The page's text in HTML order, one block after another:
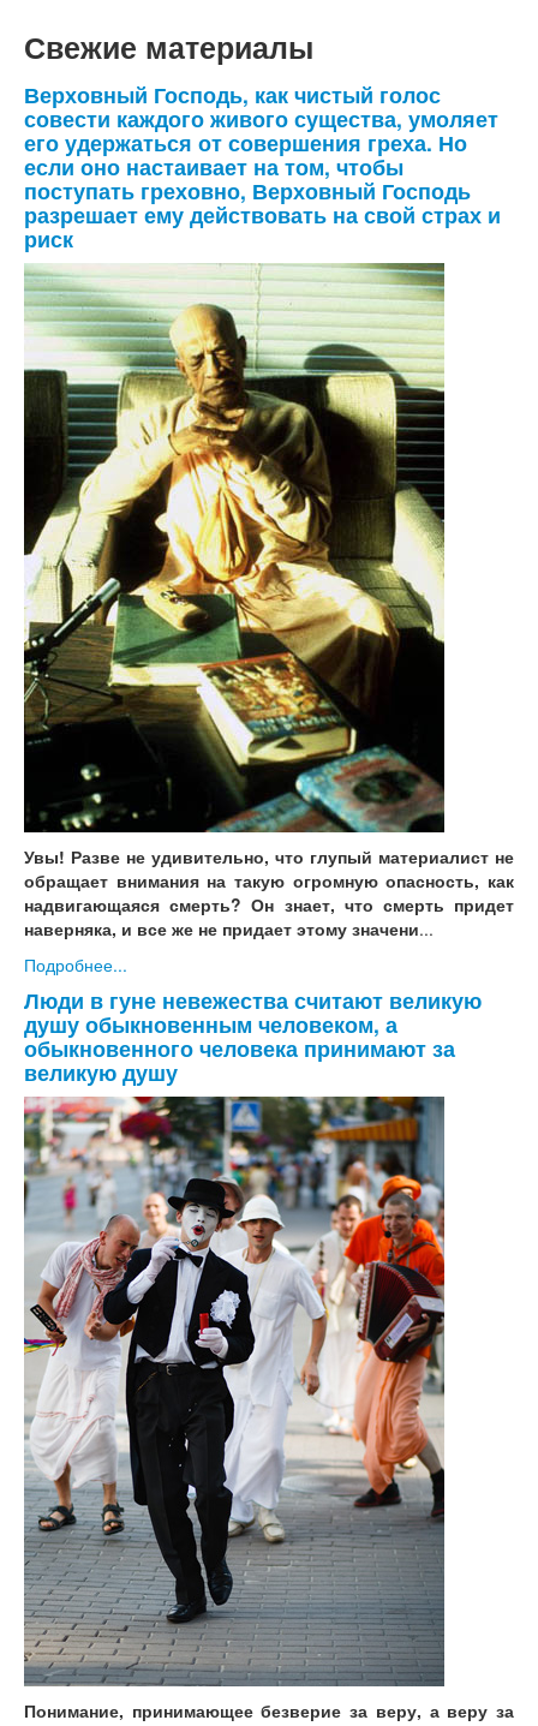
Свежие материалы
Верховный Господь, как чистый голос
совести каждого живого существа, умоляет
его удержаться от совершения греха. Но
если оно настаивает на том, чтобы
поступать греховно, Верховный Господь
разрешает ему действовать на свой страх и
риск
Увы! Разве не удивительно, что глупый материалист не
обращает внимания на такую огромную опасность, как
надвигающаяся смерть? Он знает, что смерть придет
наверняка, и все же не придает этому значени...
Подробнее...
Люди в гуне невежества считают великую
душу обыкновенным человеком, а
обыкновенного человека принимают за
великую душу
Понимание, принимающее безверие за веру, а веру за